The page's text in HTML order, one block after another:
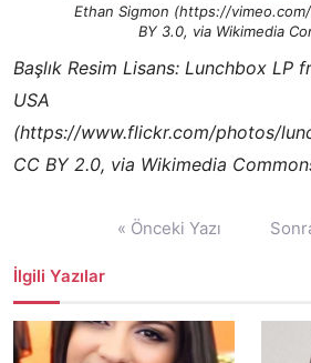
Ethan Sigmon (https://
BY 3.0, via Wikimedia
Başlık Resim Lisans: Lunchbox LP
USA
(https://www.flickr.com/photos/
CC BY 2.0, via Wikimedia
« Önceki Yazı
İlgili Yazılar